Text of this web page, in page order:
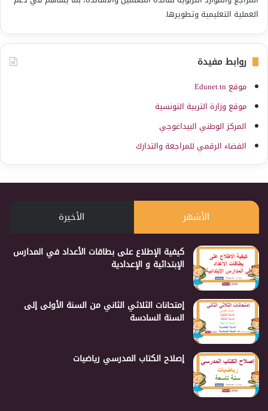
العملية التعليمية وتطويرها.
روابط مفيدة
موقع Edunet.tn
موقع وزارة التربية التونسية
المركز الوطني البيداغوجي
الفضاء الرقمي للمراجعة والتدارك
الأشهر الأخيرة
كيفية الإطلاع على بطاقات الأعداد في المدارس
الإبتدائية و الإعدادية
إمتحانات الثلاثي الثاني من السنة الأولى إلى
السنة السادسة
إصلاح الكتاب المدرسي رياضيات